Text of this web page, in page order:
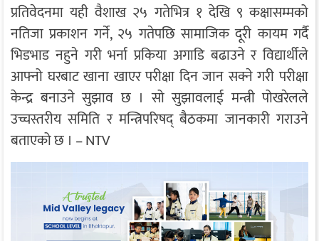
प्रतिवेदनमा यही वैशाख २५ गतेभित्र १ देखि ९ कक्षासम्मको
नतिजा प्रकाशन गर्ने, २५ गतेपछि सामाजिक दूरी कायम गर्दै
भिडभाड नहुने गरी भर्ना प्रकिया अगाडि बढाउने र विद्यार्थीले
आफ्नो घरबाट खाना खाएर परीक्षा दिन जान सक्ने गरी परीक्षा
केन्द्र बनाउने सुझाव छ । सो सुझावलाई मन्त्री पोखरेलले
उच्चस्तरीय समिति र मन्त्रिपरिषद् बैठकमा जानकारी गराउने
बताएको छ । – NTV